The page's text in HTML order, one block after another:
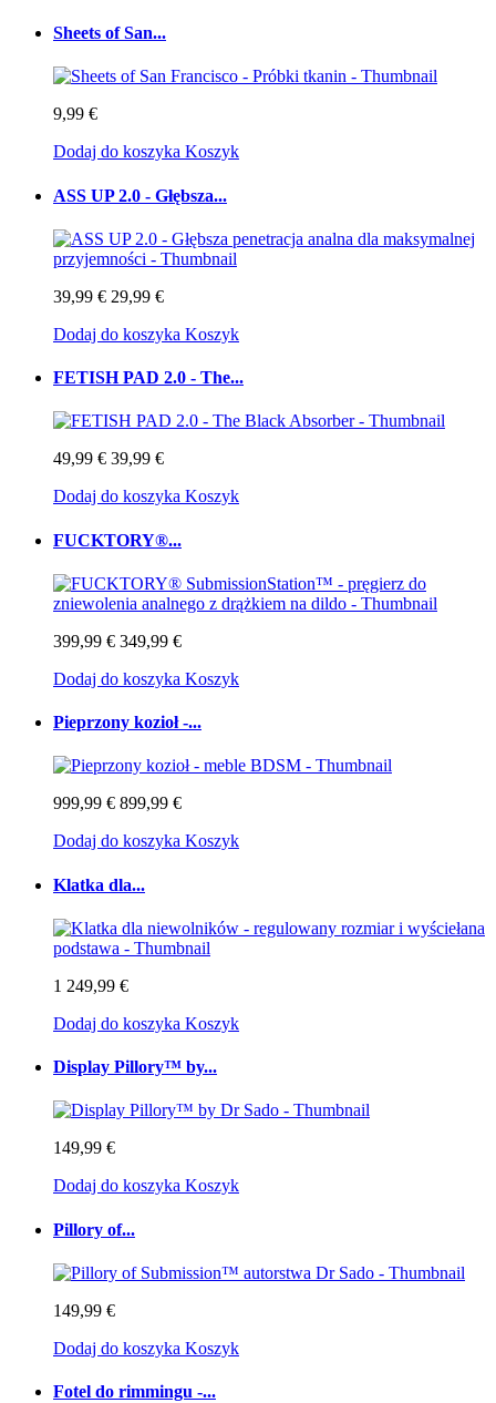
Sheets of San...
9,99 €
Dodaj do koszyka Koszyk
ASS UP 2.0 - Głębsza...
39,99 € 29,99 €
Dodaj do koszyka Koszyk
FETISH PAD 2.0 - The...
49,99 € 39,99 €
Dodaj do koszyka Koszyk
FUCKTORY®...
399,99 € 349,99 €
Dodaj do koszyka Koszyk
Pieprzony kozioł -...
999,99 € 899,99 €
Dodaj do koszyka Koszyk
Klatka dla...
1 249,99 €
Dodaj do koszyka Koszyk
Display Pillory™ by...
149,99 €
Dodaj do koszyka Koszyk
Pillory of...
149,99 €
Dodaj do koszyka Koszyk
Fotel do rimmingu -...